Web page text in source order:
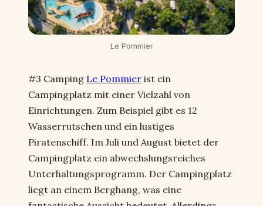
Le Pommier
#3 Camping Le Pommier ist ein
Campingplatz mit einer Vielzahl von
Einrichtungen. Zum Beispiel gibt es 12
Wasserrutschen und ein lustiges
Piratenschiff. Im Juli und August bietet der
Campingplatz ein abwechslungsreiches
Unterhaltungsprogramm. Der Campingplatz
liegt an einem Berghang, was eine